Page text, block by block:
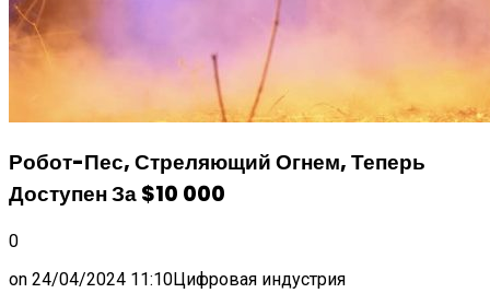
Робот-Пес, Стреляющий Огнем, Теперь
Доступен За $10 000
0
on 24/04/2024 11:10Цифровая индустрия